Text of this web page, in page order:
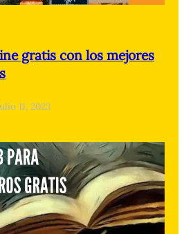
gratis con los mejores
11, 2023